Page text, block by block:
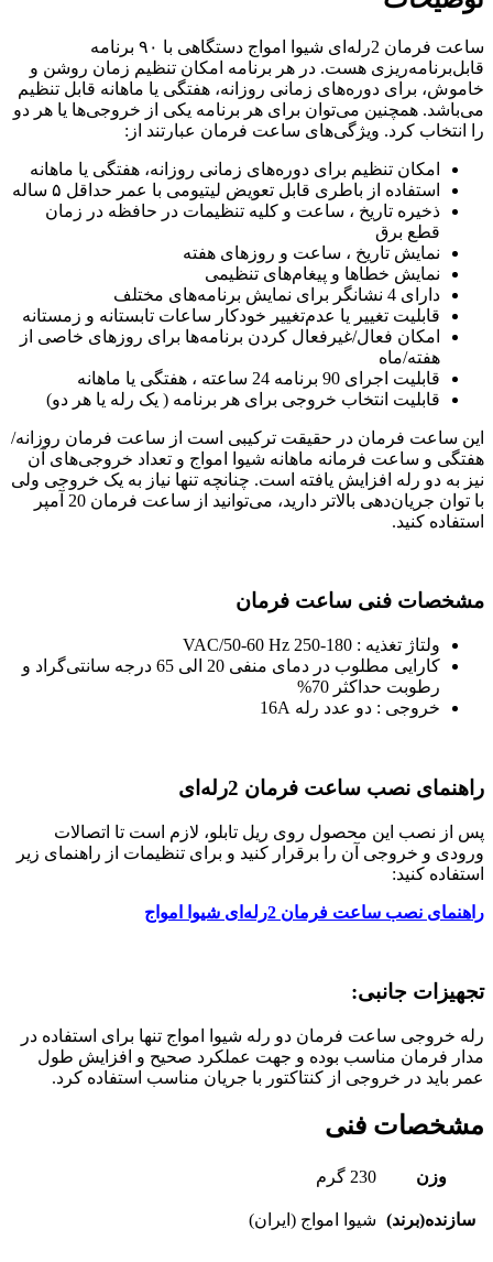
ساعت فرمان 2رله‌ای شیوا امواج دستگاهی با ۹۰ برنامه
قابل‌برنامه‌ریزی هست. در هر برنامه امکان تنظیم زمان روشن و
خاموش، برای دوره‌های زمانی روزانه، هفتگی یا ماهانه قابل تنظیم
می‌باشد. همچنین می‌توان برای هر برنامه یکی از خروجی‌ها یا هر دو
را انتخاب کرد. ویژگی‌های ساعت فرمان عبارتند از:
امکان تنظیم برای دوره‌های زمانی روزانه، هفتگی یا ماهانه
استفاده از باطری قابل تعویض لیتیومی با عمر حداقل ۵ ساله
ذخیره تاریخ ، ساعت و کلیه تنظیمات در حافظه در زمان
قطع برق
نمایش تاریخ ، ساعت و روزهای هفته
نمایش خطاها و پیغام‌های تنظیمی
دارای 4 نشانگر برای نمایش برنامه‌های مختلف
قابلیت تغییر یا عدم‌تغییر خودکار ساعات تابستانه و زمستانه
امکان فعال/غیرفعال کردن برنامه‌ها برای روزهای خاصی از
هفته/ماه
قابلیت اجرای 90 برنامه 24 ساعته ، هفتگی یا ماهانه
قابلیت انتخاب خروجی برای هر برنامه ( یک رله یا هر دو)
این ساعت فرمان در حقیقت ترکیبی است از ساعت فرمان روزانه/
هفتگی و ساعت فرمانه ماهانه شیوا امواج و تعداد خروجی‌های آن
نیز به دو رله افزایش یافته است. چنانچه تنها نیاز به یک خروجی ولی
با توان جریان‌دهی بالاتر دارید، می‌توانید از ساعت فرمان 20 آمپر
استفاده کنید.
مشخصات فنی ساعت فرمان
ولتاژ تغذیه : 180-250 VAC/50-60 Hz
كارایی مطلوب در دمای منفی 20 الی 65 درجه سانتی‌گراد و
رطوبت حداکثر 70%
خروجی : دو عدد رله 16A
راهنمای نصب ساعت فرمان 2رله‌ای
پس از نصب این محصول روی ریل تابلو، لازم است تا اتصالات
ورودی و خروجی آن را برقرار کنید و برای تنظیمات از راهنمای زیر
استفاده کنید:
راهنمای نصب ساعت فرمان 2رله‌ای شیوا امواج
تجهیزات جانبی:
رله خروجی ساعت فرمان دو رله شیوا امواج تنها برای استفاده در
مدار فرمان مناسب بوده و جهت عملکرد صحیح و افزایش طول
عمر باید در خروجی از کنتاکتور با جریان مناسب استفاده کرد.
مشخصات فنی
وزن 230 گرم
سازنده(برند) شیوا امواج (ایران)